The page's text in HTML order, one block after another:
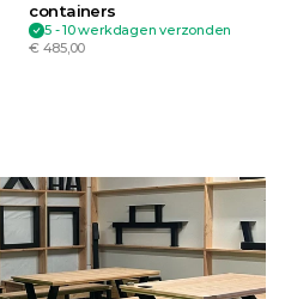
containers
5 - 10 werkdagen verzonden
€ 485,00